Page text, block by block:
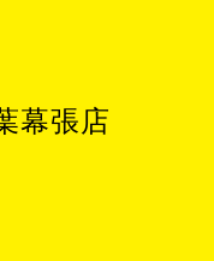
幕張店